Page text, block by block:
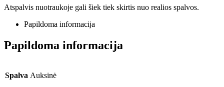
Atspalvis nuotraukoje gali šiek tiek skirtis nuo realios spalvos.
Papildoma informacija
Papildoma informacija
Spalva Auksinė